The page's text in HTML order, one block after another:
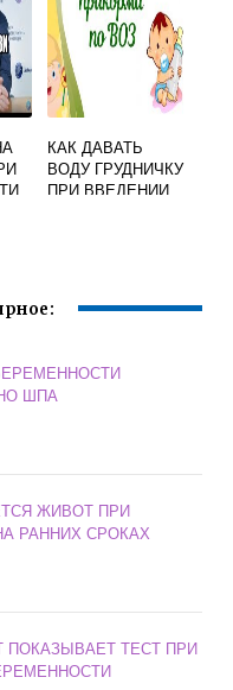
КАК ДАВАТЬ
ВОДУ ГРУДНИЧКУ
ПРИ ВВЕДЕНИИ
ШПА
ЖИВОТ ПРИ
РАННИХ СРОКАХ
ПОКАЗЫВАЕТ ТЕСТ ПРИ